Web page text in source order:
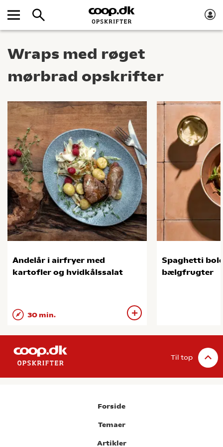
Wraps med røget
mørbrad opskrifter
Andelår i airfryer med
kartofler og hvidkålssalat
30 min.
Spaghetti
bælgfrugter
Til top
Forside
Temaer
Artikler